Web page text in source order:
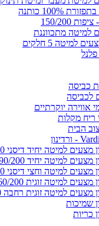
100% כותנה
- ציפות 150/200
למיטה מתכווננת
למיטה 5 חלקים
כביסה
לכביסה
אווירה יוקרתיים
ריח מקלות
הבית
מצעים למיטה יחיד דיסני 90/200
מצעים למיטה יחיד 90/200
מצעים למיטה וחצי דיסני 120/200
מצעים למיטה זוגית 160/200
מצעים למיטה זוגית רחבה 180/200
שמיכות
כריות